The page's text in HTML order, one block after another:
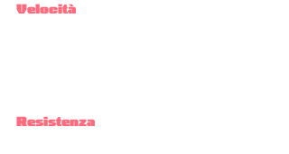
Velocità
Resistenza